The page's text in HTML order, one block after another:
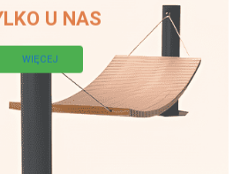
U NAS
WIĘCEJ